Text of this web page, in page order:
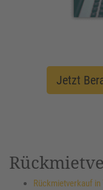
Jetzt
Rückmietverkauf